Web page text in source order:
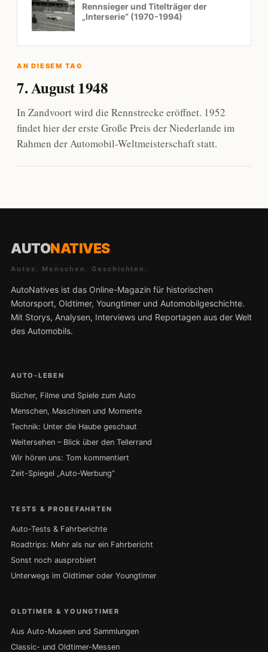
Rennsieger und Titelträger der
„Interserie“ (1970-1994)
AN DIESEM TAG
7. August 1948
In Zandvoort wird die Rennstrecke eröffnet. 1952
findet hier der erste Große Preis der Niederlande im
Rahmen der Automobil-Weltmeisterschaft statt.
AUTONATIVES
Autos. Menschen. Geschichten.
AutoNatives ist das Online-Magazin für historischen
Motorsport, Oldtimer, Youngtimer und Automobilgeschichte.
Mit Storys, Analysen, Interviews und Reportagen aus der Welt
des Automobils.
AUTO-LEBEN
Bücher, Filme und Spiele zum Auto
Menschen, Maschinen und Momente
Technik: Unter die Haube geschaut
Weitersehen – Blick über den Tellerrand
Wir hören uns: Tom kommentiert
Zeit-Spiegel „Auto-Werbung“
TESTS & PROBEFAHRTEN
Auto-Tests & Fahrberichte
Roadtrips: Mehr als nur ein Fahrbericht
Sonst noch ausprobiert
Unterwegs im Oldtimer oder Youngtimer
OLDTIMER & YOUNGTIMER
Aus Auto-Museen und Sammlungen
Classic- und Oldtimer-Messen